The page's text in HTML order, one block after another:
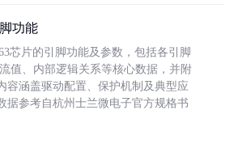
功能
芯片的引脚功能及参数，包括各引脚
值、内部逻辑关系等核心数据，并附
容涵盖驱动配置、保护机制及典型应
据参考自杭州士兰微电子官方规格书